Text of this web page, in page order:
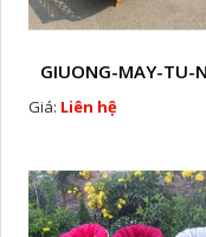
Giá: Liên hệ